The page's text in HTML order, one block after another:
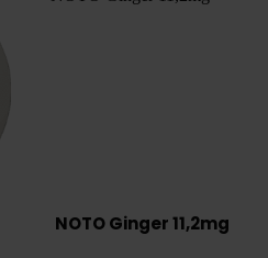
NOTO Ginger 11,2mg